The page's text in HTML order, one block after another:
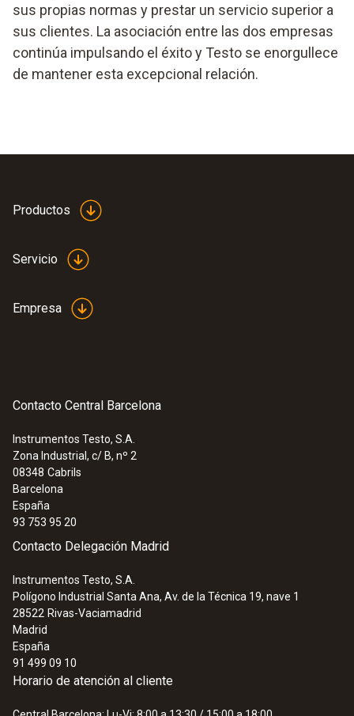
sus propias normas y prestar un servicio superior a
sus clientes. La asociación entre las dos empresas
continúa impulsando el éxito y Testo se enorgullece
de mantener esta excepcional relación.
Productos
Servicio
Empresa
Contacto Central Barcelona
Instrumentos Testo, S.A.
Zona Industrial, c/ B, nº 2
08348 Cabrils
Barcelona
España
93 753 95 20
Contacto Delegación Madrid
Instrumentos Testo, S.A.
Polígono Industrial Santa Ana, Av. de la Técnica 19, nave 1
28522 Rivas-Vaciamadrid
Madrid
España
91 499 09 10
Horario de atención al cliente